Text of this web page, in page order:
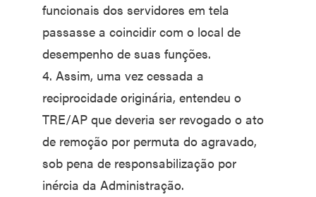
funcionais dos servidores em tela
passasse a coincidir com o local de
desempenho de suas funções.
4. Assim, uma vez cessada a
reciprocidade originária, entendeu o
TRE/AP que deveria ser revogado o ato
de remoção por permuta do agravado,
sob pena de responsabilização por
inércia da Administração.